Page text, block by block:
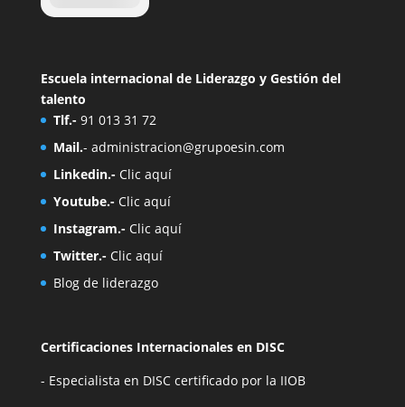
Escuela internacional de Liderazgo y Gestión del
talento
Tlf.- 91 013 31 72
Mail.- administracion@grupoesin.com
Linkedin.- Clic aquí
Youtube.- Clic aquí
Instagram.- Clic aquí
Twitter.- Clic aquí
Blog de liderazgo
Certificaciones Internacionales en DISC
- Especialista en DISC certificado por la IIOB